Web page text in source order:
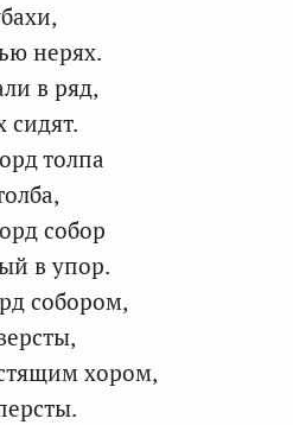
нерях.
в ряд,
толпа
собор
в упор.
собором,
хором,